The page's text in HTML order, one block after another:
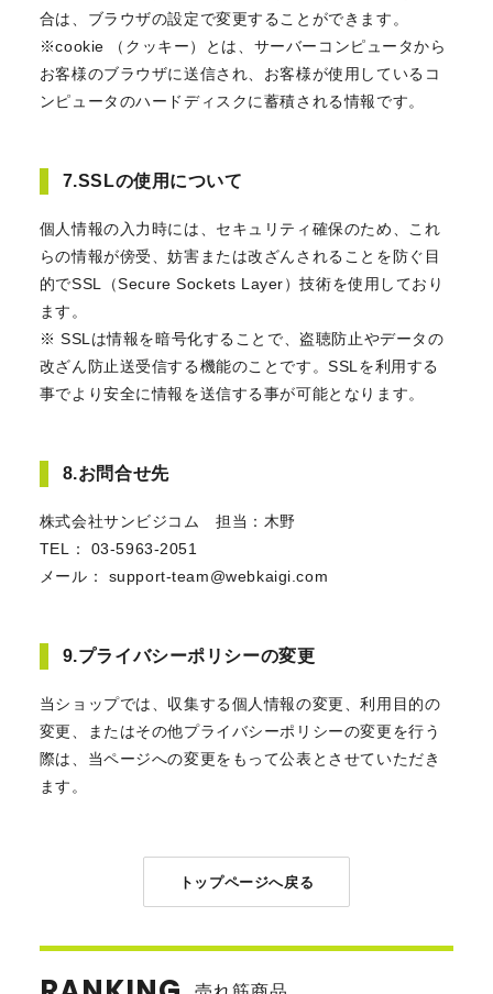
合は、ブラウザの設定で変更することができます。
※cookie （クッキー）とは、サーバーコンピュータから
お客様のブラウザに送信され、お客様が使用しているコ
ンピュータのハードディスクに蓄積される情報です。
7.SSLの使用について
個人情報の入力時には、セキュリティ確保のため、これ
らの情報が傍受、妨害または改ざんされることを防ぐ目
的でSSL（Secure Sockets Layer）技術を使用しており
ます。
※ SSLは情報を暗号化することで、盗聴防止やデータの
改ざん防止送受信する機能のことです。SSLを利用する
事でより安全に情報を送信する事が可能となります。
8.お問合せ先
株式会社サンビジコム 担当：木野
TEL： 03-5963-2051
メール： support-team@webkaigi.com
9.プライバシーポリシーの変更
当ショップでは、収集する個人情報の変更、利用目的の
変更、またはその他プライバシーポリシーの変更を行う
際は、当ページへの変更をもって公表とさせていただき
ます。
トップページへ戻る